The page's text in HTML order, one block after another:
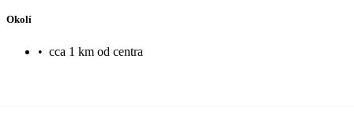
Okolí
• cca 1 km od centra